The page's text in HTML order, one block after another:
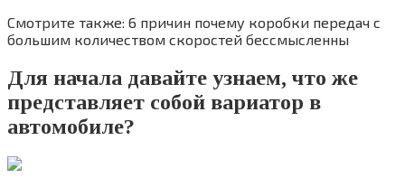
Смотрите также: 6 причин почему коробки передач с
большим количеством скоростей бессмысленны
Для начала давайте узнаем, что же
представляет собой вариатор в
автомобиле?